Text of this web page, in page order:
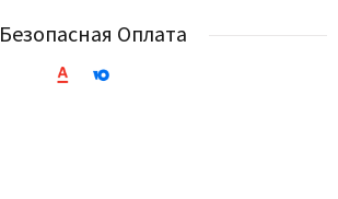
Безопасная Оплата